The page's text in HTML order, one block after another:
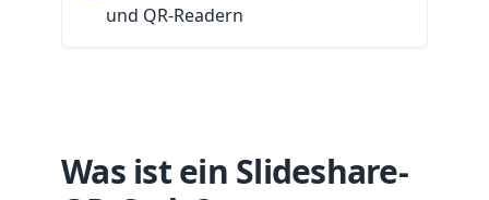
und QR-Readern
Was ist ein Slideshare-